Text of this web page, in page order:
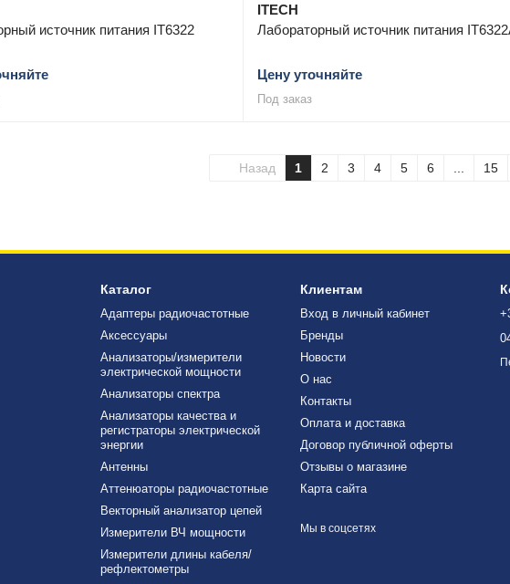
источник питания IT6322
ITECH
Лабораторный источник питания
Цену уточняйте
Под заказ
Назад 1 2 3 4 5 6 15
Каталог
Адаптеры радиочастотные
Аксессуары
Анализаторы/измерители
электрической мощности
Анализаторы спектра
Анализаторы качества и
регистраторы электрической
энергии
Антенны
Аттенюаторы радиочастотные
Векторный анализатор цепей
Измерители ВЧ мощности
Измерители длины кабеля/
рефлектометры
Клиентам
Вход в личный кабинет
Бренды
Новости
О нас
Контакты
Оплата и доставка
Договор публичной оферты
Отзывы о магазине
Карта сайта
Мы в соцсетях